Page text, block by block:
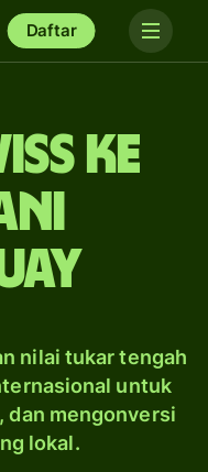
Daftar
ke
nilai tukar tengah
untuk
dan mengonversi
lokal.